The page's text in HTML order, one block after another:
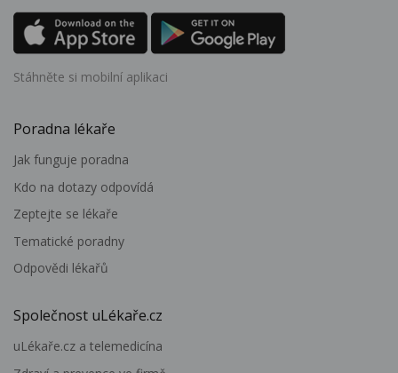
Stáhněte si mobilní aplikaci
Poradna lékaře
Jak funguje poradna
Kdo na dotazy odpovídá
Zeptejte se lékaře
Tematické poradny
Odpovědi lékařů
Společnost uLékaře.cz
uLékaře.cz a telemedicína